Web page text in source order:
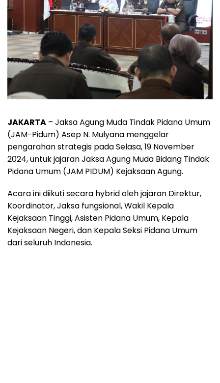
JAKARTA – Jaksa Agung Muda Tindak Pidana Umum
(JAM-Pidum) Asep N. Mulyana menggelar
pengarahan strategis pada Selasa, 19 November
2024, untuk jajaran Jaksa Agung Muda Bidang Tindak
Pidana Umum (JAM PIDUM) Kejaksaan Agung.
Acara ini diikuti secara hybrid oleh jajaran Direktur,
Koordinator, Jaksa fungsional, Wakil Kepala
Kejaksaan Tinggi, Asisten Pidana Umum, Kepala
Kejaksaan Negeri, dan Kepala Seksi Pidana Umum
dari seluruh Indonesia.